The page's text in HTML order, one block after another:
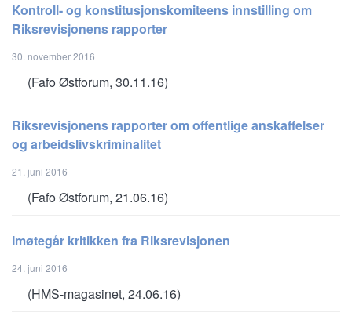
Kontroll- og konstitusjonskomiteens innstilling om
Riksrevisjonens rapporter
30. november 2016
(Fafo Østforum, 30.11.16)
Riksrevisjonens rapporter om offentlige anskaffelser
og arbeidslivskriminalitet
21. juni 2016
(Fafo Østforum, 21.06.16)
Imøtegår kritikken fra Riksrevisjonen
24. juni 2016
(HMS-magasinet, 24.06.16)